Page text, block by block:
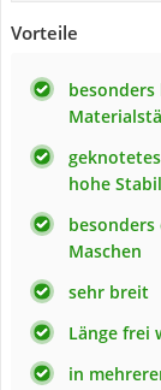
Vorteile
besonders
hohe
besonders
Maschen
sehr breit
Länge frei
in